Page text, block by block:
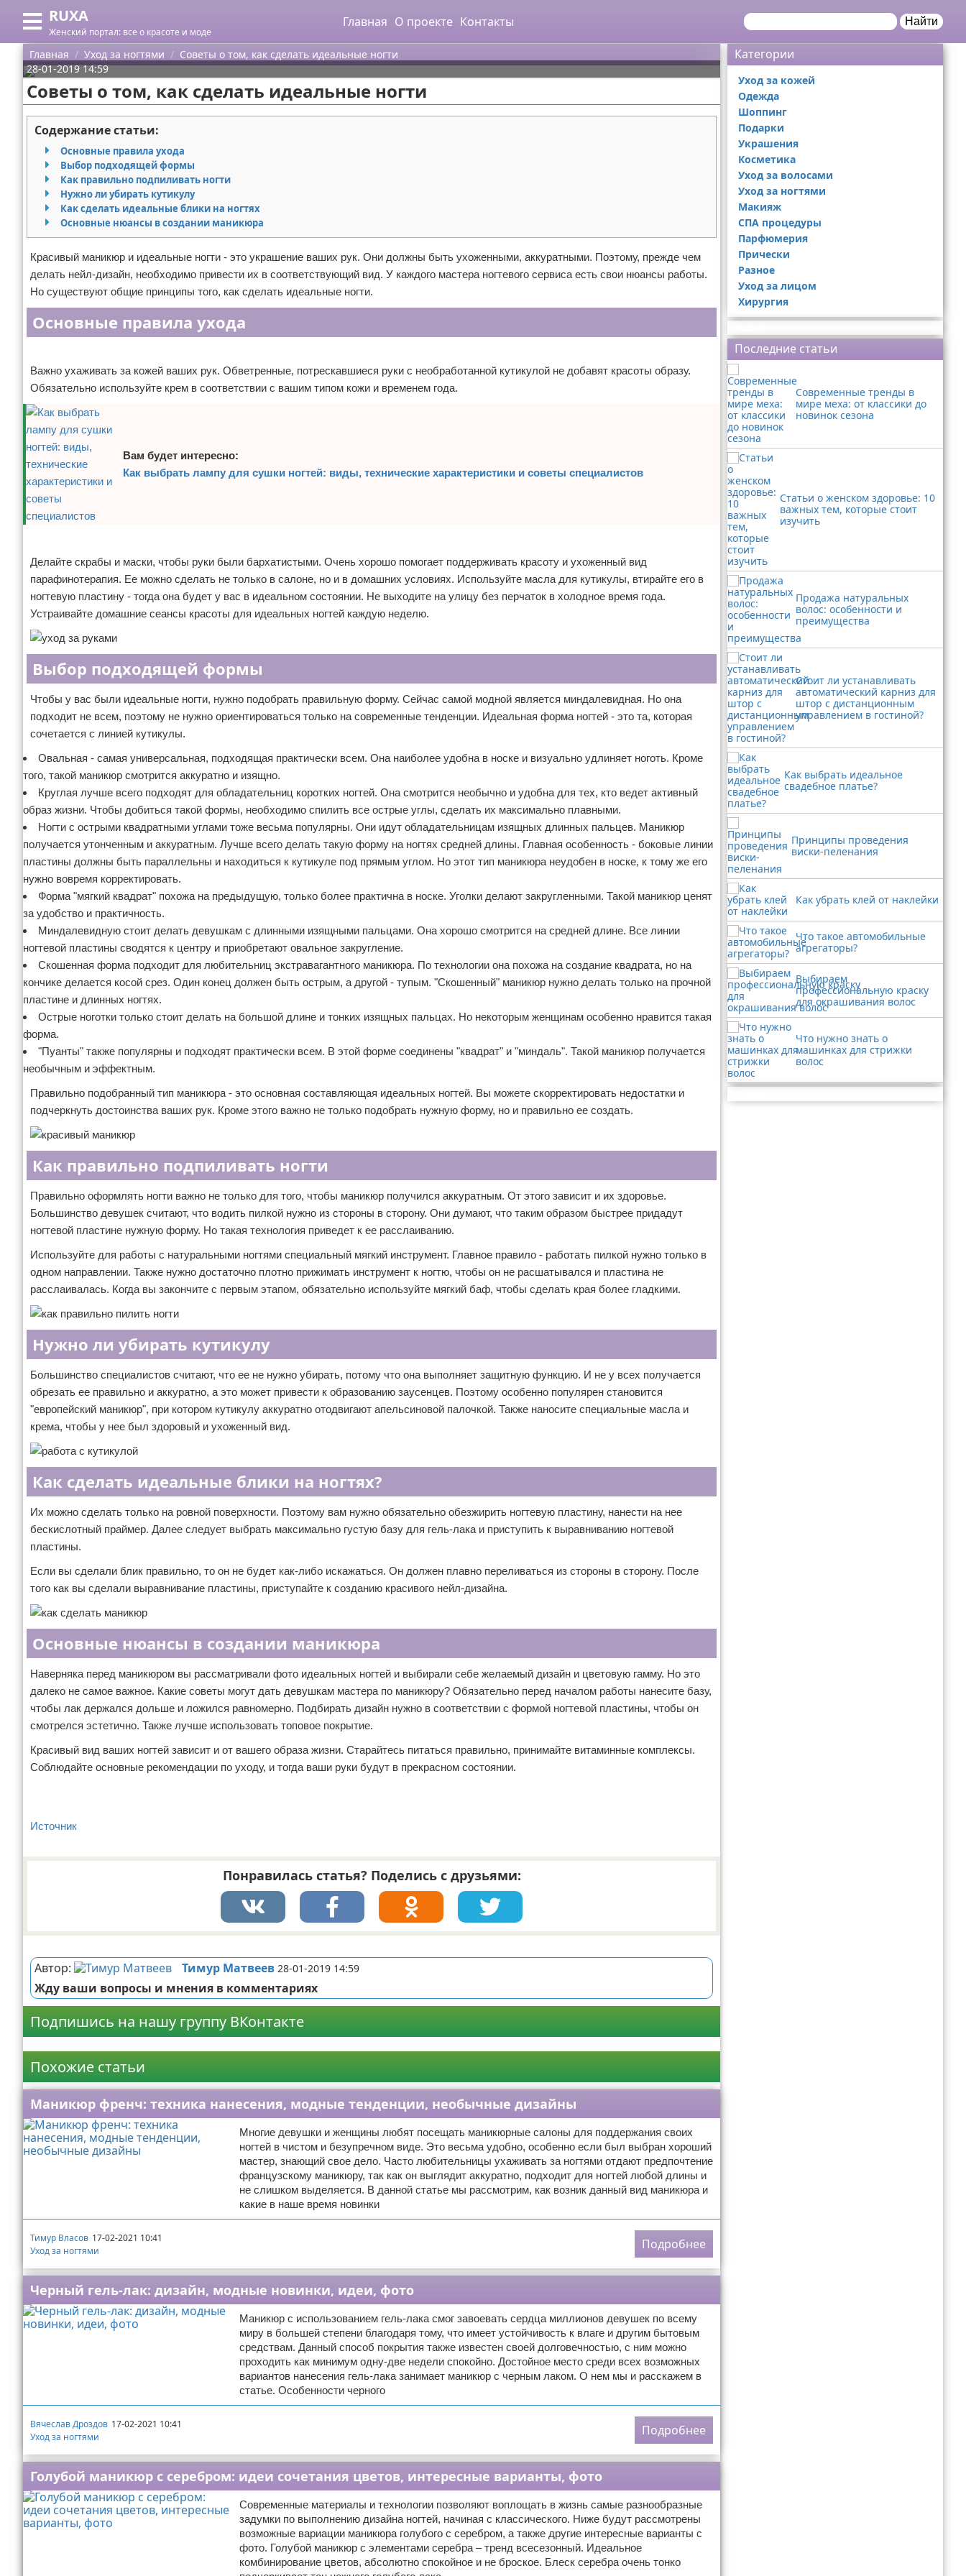
RUXA
Женский портал: все о красоте и моде
Главная О проекте Контакты Найти
Меню
Главная
Категории
Уход за кожей
Одежда
Шоппинг
Подарки
Косметика
Уход за волосами
Уход за ногтями
Макияж
СПА процедуры
Парфюмерия
Прически
Разное
Хирургия
Поиск
О проекте
Контакты
Сотрудничество
Для правообладателей
Условия предоставления информации
Отказ от ответственности
Главная Уход за ногтями
Советы о том, как сделать идеальные ногти
28-01-2019 14:59
Советы о том, как сделать идеальные ногти
Содержание статьи:
Основные правила ухода
Выбор подходящей формы
Как правильно подпиливать ногти
Нужно ли убирать кутикулу
Как сделать идеальные блики на ногтях
Основные нюансы в создании маникюра
Красивый маникюр и идеальные ногти - это украшение ваших рук. Они должны быть ухоженными, аккуратными. Поэтому, прежде чем
делать нейл-дизайн, необходимо привести их в соответствующий вид. У каждого мастера ногтевого сервиса есть свои нюансы работы.
Но существуют общие принципы того, как сделать идеальные ногти.
Основные правила ухода
Важно ухаживать за кожей ваших рук. Обветренные, потрескавшиеся руки с необработанной кутикулой не добавят красоты образу.
Обязательно используйте крем в соответствии с вашим типом кожи и временем года.
Вам будет интересно:
Как выбрать лампу для сушки ногтей: виды, технические характеристики и советы специалистов
Делайте скрабы и маски, чтобы руки были бархатистыми. Очень хорошо помогает поддерживать красоту и ухоженный вид
парафинотерапия. Ее можно сделать не только в салоне, но и в домашних условиях. Используйте масла для кутикулы, втирайте его в
ногтевую пластину - тогда она будет у вас в идеальном состоянии. Не выходите на улицу без перчаток в холодное время года.
Устраивайте домашние сеансы красоты для идеальных ногтей каждую неделю.
Выбор подходящей формы
Чтобы у вас были идеальные ногти, нужно подобрать правильную форму. Сейчас самой модной является миндалевидная. Но она
подходит не всем, поэтому не нужно ориентироваться только на современные тенденции. Идеальная форма ногтей - это та, которая
сочетается с линией кутикулы.
Овальная - самая универсальная, подходящая практически всем. Она наиболее удобна в носке и визуально удлиняет ноготь. Кроме
того, такой маникюр смотрится аккуратно и изящно.
Круглая лучше всего подходят для обладательниц коротких ногтей. Она смотрится необычно и удобна для тех, кто ведет активный
образ жизни. Чтобы добиться такой формы, необходимо спилить все острые углы, сделать их максимально плавными.
Ногти с острыми квадратными углами тоже весьма популярны. Они идут обладательницам изящных длинных пальцев. Маникюр
получается утонченным и аккуратным. Лучше всего делать такую форму на ногтях средней длины. Главная особенность - боковые линии
пластины должны быть параллельны и находиться к кутикуле под прямым углом. Но этот тип маникюра неудобен в носке, к тому же его
нужно вовремя корректировать.
Форма "мягкий квадрат" похожа на предыдущую, только более практична в носке. Уголки делают закругленными. Такой маникюр ценят
за удобство и практичность.
Миндалевидную стоит делать девушкам с длинными изящными пальцами. Она хорошо смотрится на средней длине. Все линии
ногтевой пластины сводятся к центру и приобретают овальное закругление.
Скошенная форма подходит для любительниц экстравагантного маникюра. По технологии она похожа на создание квадрата, но на
кончике делается косой срез. Один конец должен быть острым, а другой - тупым. "Скошенный" маникюр нужно делать только на прочной
пластине и длинных ногтях.
Острые ноготки только стоит делать на большой длине и тонких изящных пальцах. Но некоторым женщинам особенно нравится такая
форма.
"Пуанты" также популярны и подходят практически всем. В этой форме соединены "квадрат" и "миндаль". Такой маникюр получается
необычным и эффектным.
Правильно подобранный тип маникюра - это основная составляющая идеальных ногтей. Вы можете скорректировать недостатки и
подчеркнуть достоинства ваших рук. Кроме этого важно не только подобрать нужную форму, но и правильно ее создать.
Как правильно подпиливать ногти
Правильно оформлять ногти важно не только для того, чтобы маникюр получился аккуратным. От этого зависит и их здоровье.
Большинство девушек считают, что водить пилкой нужно из стороны в сторону. Они думают, что таким образом быстрее придадут
ногтевой пластине нужную форму. Но такая технология приведет к ее расслаиванию.
Используйте для работы с натуральными ногтями специальный мягкий инструмент. Главное правило - работать пилкой нужно только в
одном направлении. Также нужно достаточно плотно прижимать инструмент к ногтю, чтобы он не расшатывался и пластина не
расслаивалась. Когда вы закончите с первым этапом, обязательно используйте мягкий баф, чтобы сделать края более гладкими.
Нужно ли убирать кутикулу
Большинство специалистов считают, что ее не нужно убирать, потому что она выполняет защитную функцию. И не у всех получается
обрезать ее правильно и аккуратно, а это может привести к образованию заусенцев. Поэтому особенно популярен становится
"европейский маникюр", при котором кутикулу аккуратно отодвигают апельсиновой палочкой. Также наносите специальные масла и
крема, чтобы у нее был здоровый и ухоженный вид.
Как сделать идеальные блики на ногтях?
Их можно сделать только на ровной поверхности. Поэтому вам нужно обязательно обезжирить ногтевую пластину, нанести на нее
бескислотный праймер. Далее следует выбрать максимально густую базу для гель-лака и приступить к выравниванию ногтевой
пластины.
Если вы сделали блик правильно, то он не будет как-либо искажаться. Он должен плавно переливаться из стороны в сторону. После
того как вы сделали выравнивание пластины, приступайте к созданию красивого нейл-дизайна.
Основные нюансы в создании маникюра
Наверняка перед маникюром вы рассматривали фото идеальных ногтей и выбирали себе желаемый дизайн и цветовую гамму. Но это
далеко не самое важное. Какие советы могут дать девушкам мастера по маникюру? Обязательно перед началом работы нанесите базу,
чтобы лак держался дольше и ложился равномерно. Подбирать дизайн нужно в соответствии с формой ногтевой пластины, чтобы он
смотрелся эстетично. Также лучше использовать топовое покрытие.
Красивый вид ваших ногтей зависит и от вашего образа жизни. Старайтесь питаться правильно, принимайте витаминные комплексы.
Соблюдайте основные рекомендации по уходу, и тогда ваши руки будут в прекрасном состоянии.
Источник
Понравилась статья? Поделись с друзьями:
Автор: Тимур Матвеев 28-01-2019 14:59
Жду ваши вопросы и мнения в комментариях
Подпишись на нашу группу ВКонтакте
Похожие статьи
Маникюр френч: техника нанесения, модные тенденции, необычные дизайны
Многие девушки и женщины любят посещать маникюрные салоны для поддержания своих
ногтей в чистом и безупречном виде. Это весьма удобно, особенно если был выбран хороший
мастер, знающий свое дело. Часто любительницы ухаживать за ногтями отдают предпочтение
французскому маникюру, так как он выглядит аккуратно, подходит для ногтей любой длины и
не слишком выделяется. В данной статье мы рассмотрим, как возник данный вид маникюра и
какие в наше время новинки
Тимур Власов 17-02-2021 10:41
Уход за ногтями
Подробнее
Черный гель-лак: дизайн, модные новинки, идеи, фото
Маникюр с использованием гель-лака смог завоевать сердца миллионов девушек по всему
миру в большей степени благодаря тому, что имеет устойчивость к влаге и другим бытовым
средствам. Данный способ покрытия также известен своей долговечностью, с ним можно
проходить как минимум одну-две недели спокойно. Достойное место среди всех возможных
вариантов нанесения гель-лака занимает маникюр с черным лаком. О нем мы и расскажем в
статье. Особенности черного
Вячеслав Дроздов 17-02-2021 10:41
Уход за ногтями
Подробнее
Голубой маникюр с серебром: идеи сочетания цветов, интересные варианты, фото
Современные материалы и технологии позволяют воплощать в жизнь самые разнообразные
задумки по выполнению дизайна ногтей, начиная с классического. Ниже будут рассмотрены
возможные вариации маникюра голубого с серебром, а также другие интересные варианты с
фото. Голубой маникюр с элементами серебра – тренд всесезонный. Идеальное
комбинирование цветов, абсолютно спокойное и не броское. Блеск серебра очень тонко
Категории
Уход за кожей
Одежда
Шоппинг
Подарки
Украшения
Косметика
Уход за волосами
Уход за ногтями
Макияж
СПА процедуры
Парфюмерия
Прически
Разное
Уход за лицом
Хирургия
Последние статьи
Современные тренды в
мире меха: от классики до
новинок сезона
Статьи о женском здоровье: 10
важных тем, которые стоит
изучить
Продажа натуральных
волос: особенности и
преимущества
Стоит ли устанавливать
автоматический карниз для
штор с дистанционным
управлением в гостиной?
Как выбрать идеальное
свадебное платье?
Принципы проведения
виски-пеленания
Как убрать клей от наклейки
Что такое автомобильные
агрегаторы?
Выбираем
профессиональную краску
для окрашивания волос
Что нужно знать о
машинках для стрижки
волос